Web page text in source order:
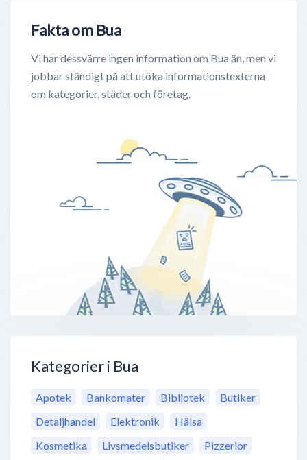
Fakta om Bua
Vi har dessvärre ingen information om Bua än, men vi
jobbar ständigt på att utöka informationstexterna
om kategorier, städer och företag.
Kategorier i Bua
Apotek Bankomater Bibliotek
Butiker
Detaljhandel
Elektronik
Hälsa
Kosmetika
Livsmedelsbutiker
Pizzerior